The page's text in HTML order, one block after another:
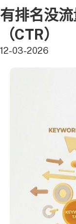
有排名没
（CTR）
12-03-2026